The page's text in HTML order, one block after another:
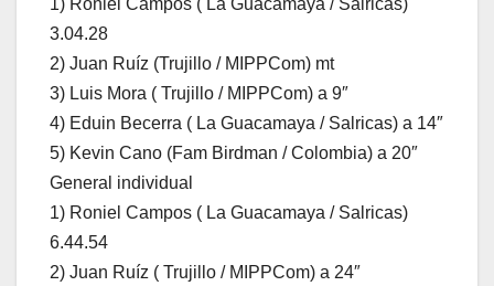
1) Roniel Campos ( La Guacamaya / Salricas)
3.04.28
2) Juan Ruíz (Trujillo / MIPPCom) mt
3) Luis Mora ( Trujillo / MIPPCom) a 9″
4) Eduin Becerra ( La Guacamaya / Salricas) a 14″
5) Kevin Cano (Fam Birdman / Colombia) a 20″
General individual
1) Roniel Campos ( La Guacamaya / Salricas)
6.44.54
2) Juan Ruíz ( Trujillo / MIPPCom) a 24″